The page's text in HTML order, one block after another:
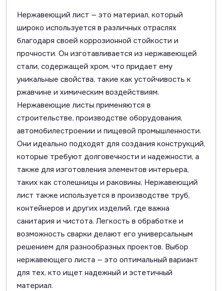
Нержавеющий лист — это материал, который
широко используется в различных отраслях
благодаря своей коррозионной стойкости и
прочности. Он изготавливается из нержавеющей
стали, содержащей хром, что придает ему
уникальные свойства, такие как устойчивость к
ржавчине и химическим воздействиям.
Нержавеющие листы применяются в
строительстве, производстве оборудования,
автомобилестроении и пищевой промышленности.
Они идеально подходят для создания конструкций,
которые требуют долговечности и надежности, а
также для изготовления элементов интерьера,
таких как столешницы и раковины. Нержавеющий
лист также используется в производстве труб,
контейнеров и других изделий, где важна
санитария и чистота. Легкость в обработке и
возможность сварки делают его универсальным
решением для разнообразных проектов. Выбор
нержавеющего листа — это оптимальный вариант
для тех, кто ищет надежный и эстетичный
материал.